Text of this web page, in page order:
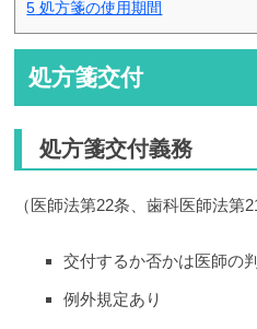
5 処方箋の使用期間
処方箋交付
処方箋交付義務
（医師法第22条、歯科医師法第
交付するか否かは医師の
例外規定あり